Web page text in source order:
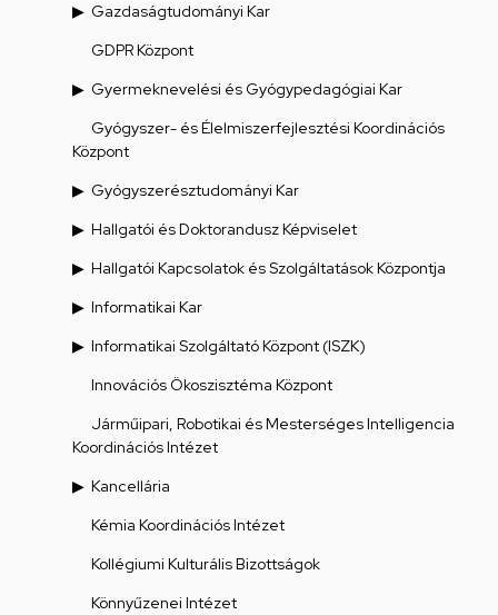
Gazdaságtudományi Kar
GDPR Központ
Gyermeknevelési és Gyógypedagógiai Kar
Gyógyszer- és Élelmiszerfejlesztési Koordinációs
Központ
Gyógyszerésztudományi Kar
Hallgatói és Doktorandusz Képviselet
Hallgatói Kapcsolatok és Szolgáltatások Központja
Informatikai Kar
Informatikai Szolgáltató Központ (ISZK)
Innovációs Ökoszisztéma Központ
Járműipari, Robotikai és Mesterséges Intelligencia
Koordinációs Intézet
Kancellária
Kémia Koordinációs Intézet
Kollégiumi Kulturális Bizottságok
Könnyűzenei Intézet